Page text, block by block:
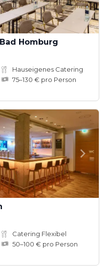
Homburg
Hauseigenes Catering
75–130 € pro Person
Catering Flexibel
50–100 € pro Person